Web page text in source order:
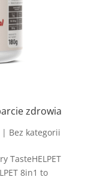
zdrowia
Bez kategorii
TasteHELPET
8in1 to